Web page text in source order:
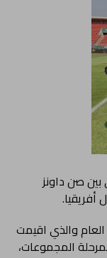
بين صن داونز
والذي اقيمت
لقائين بمرحلة المجموعات،